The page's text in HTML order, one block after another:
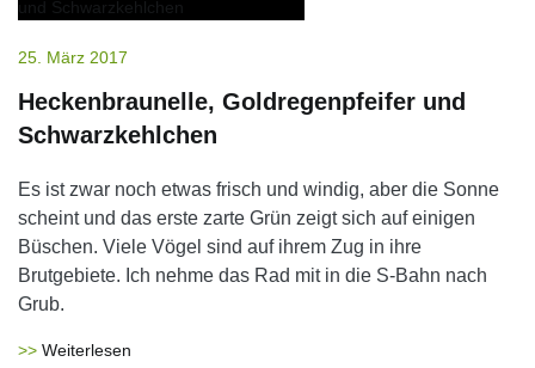
25. März 2017
Heckenbraunelle, Goldregenpfeifer und
Schwarzkehlchen
Es ist zwar noch etwas frisch und windig, aber die Sonne
scheint und das erste zarte Grün zeigt sich auf einigen
Büschen. Viele Vögel sind auf ihrem Zug in ihre
Brutgebiete. Ich nehme das Rad mit in die S-Bahn nach
Grub.
Weiterlesen